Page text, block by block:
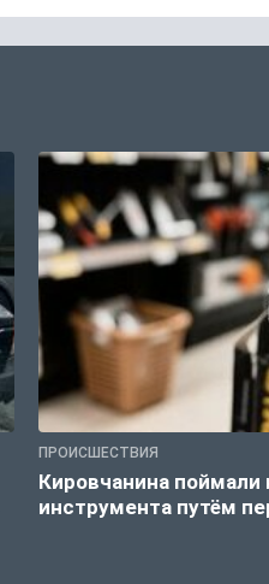
ПРОИСШЕСТВИЯ
Кировчанина
инструмента путём